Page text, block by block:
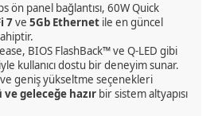
ön panel bağlantısı, 60W Quick
7ve 5Gb Ethernet ile en güncel
BIOS FlashBack™ ve Q-LED gibi
kullanıcı dostu bir deneyim sunar.
ve geniş yükseltme seçenekleri
geleceğe hazır bir sistem altyapısı